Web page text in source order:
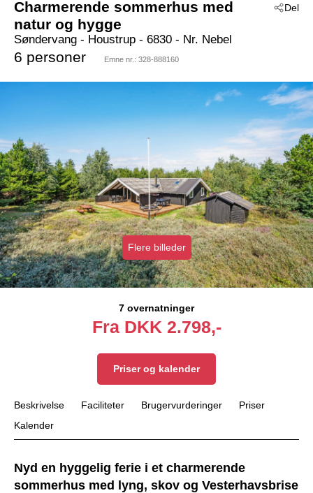
Del
Charmerende sommerhus med
natur og hygge
Søndervang - Houstrup - 6830 - Nr. Nebel
6 personer Emne nr.: 328-888160
Flere billeder
7 overnatninger
Fra DKK 2.798,-
Priser og kalender
Beskrivelse Faciliteter Brugervurderinger
Priser
Kalender
Nyd en hyggelig ferie i et charmerende
sommerhus med lyng, skov og Vesterhavsbrise